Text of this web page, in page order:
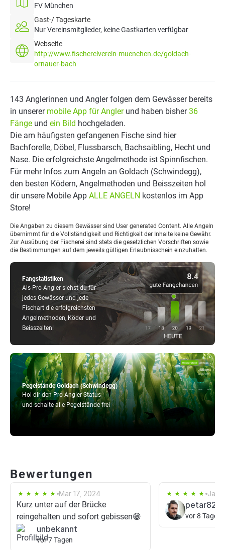
FV München
Gast-/ Tageskarte
Nur Vereinsmitglieder, keine Gastkarten verfügbar
Webseite
http://www.fischereiverein-muenchen.de/goldach-
ornauer-bach
Pegelstände Goldach (Schwindegg)
Hol dir den Pro Angler Status
und schalte alle Pegelstände frei
Fangstatistiken
Als Pro-Angler siehst du für
jedes Gewässer und jede
Fischart die erfolgreichsten
Angelmethoden, Köder und
Beisszeiten!
143 Anglerinnen und Angler folgen dem Gewässer bereits
in unserer mobile App für Anglerund haben bisher36
Fänge und ein Bild hochgeladen.
Die am häufigsten gefangenen Fische sind hier
Bachforelle, Döbel, Flussbarsch, Bachsaibling, Hecht und
Nase. Die erfolgreichste Angelmethode ist Spinnfischen.
Für mehr Infos zum Angeln an Goldach (Schwindegg),
den besten Ködern, Angelmethoden und Beisszeiten hol
dir unsere Mobile App ALLE ANGELN kostenlos im App
Store!
Die Angaben zu diesem Gewässer sind User generated Content. Alle Angeln
übernimmt für die Vollständigkeit und Richtigkeit der Inhalte keine Gewähr.
Zur Ausübung der Fischerei sind stets die gesetzlichen Vorschriften sowie
die Bestimmungen auf dem jeweils gültigen Erlaubnisschein einzuhalten.
Bewertungen
Mar 17, 2024
Kurz unter auf der Brücke
reingehalten und sofort gebissen😁
unbekannt
vor 7 Tagen
Jan
petar82
vor 8 Tagen